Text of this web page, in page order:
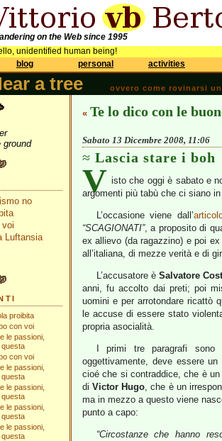
on the Web since 1995
unidentified human being!
blog personal activities
a tree ovvero come rovinarsi
ground
no
voi
Luftansia
proibita
con voi
le passioni,
con voi
le passioni,
le passioni,
le passioni,
le passioni,
« Te lo dico con le
Sabato 13 Dicembre 2008, 11:06
Lascia stare i boh
V isto che oggi è sabato e
argomenti più tabù che ci siano
L’occasione viene dall’
“SCAGIONATI”, a proposito di
ex allievo (da ragazzino) e poi ex
all’italiana, di mezze verità e di
L’accusatore è Salvatore
anni, fu accolto dai preti; poi
uomini e per arrotondare ricattò
le accuse di essere stato
propria asocialità.
I primi tre paragrafi sono
oggettivamente, deve essere
cioé che si contraddice, che è
diVictor Hugo, che è un
ma in mezzo a questo viene
punto a capo:
“Circostanze che hanno